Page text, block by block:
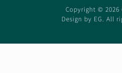
Copyright © 2026
Design by EG . All